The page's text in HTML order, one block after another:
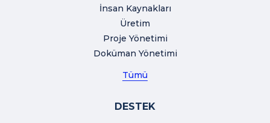
İnsan Kaynakları
Üretim
Proje Yönetimi
Doküman Yönetimi
Tümü
DESTEK